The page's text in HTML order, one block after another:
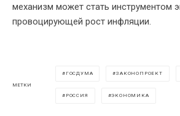
механизм может стать инструментом
провоцирующей рост инфляции.
МЕТКИ
ГОСДУМА ЗАКОНОПРОЕКТ
РОССИЯ ЭКОНОМИКА